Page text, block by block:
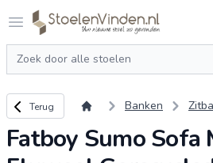
Open menu
Logo stoelenvinden.nl
Zoeken
Terug naar overzicht
Terug Banken
Fatboy Sumo Sofa